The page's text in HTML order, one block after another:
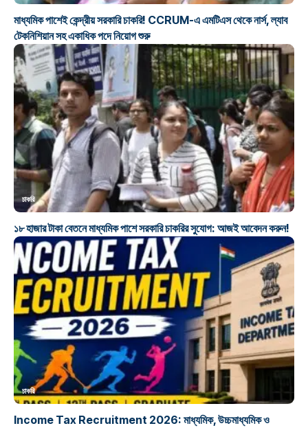
মাধ্যমিক পাশেই কেন্দ্রীয় সরকারি চাকরি! CCRUM-এ এমটিএস থেকে নার্স, ল্যাব
টেকনিশিয়ান সহ একাধিক পদে নিয়োগ শুরু
চাকরি
১৮ হাজার টাকা বেতনে মাধ্যমিক পাশে সরকারি চাকরির সুযোগ: আজই আবেদন করুন!
চাকরি
Income Tax Recruitment 2026: মাধ্যমিক, উচ্চমাধ্যমিক ও